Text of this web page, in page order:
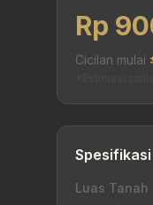
Rp
Cicilan mulai
Spesifikasi
Luas Tanah